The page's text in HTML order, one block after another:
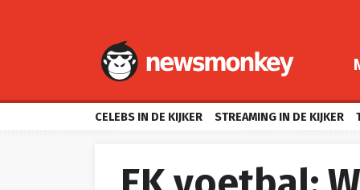
CELEBS IN DE KIJKER STREAMING IN DE KIJKER